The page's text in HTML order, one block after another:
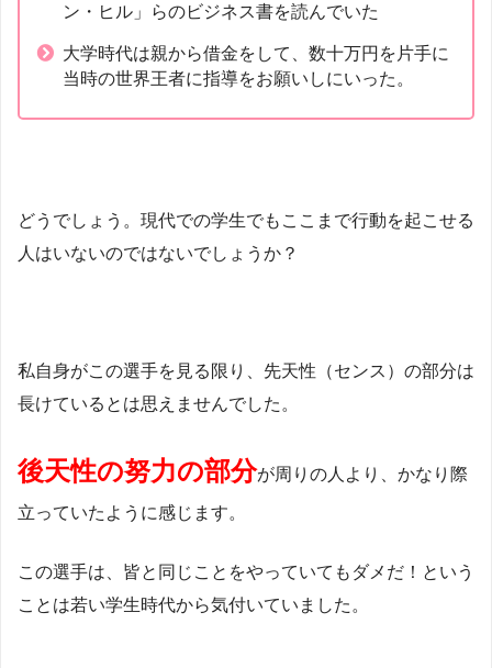
ン・ヒル」らのビジネス書を読んでいた
大学時代は親から借金をして、数十万円を片手に
当時の世界王者に指導をお願いしにいった。
どうでしょう。現代での学生でもここまで行動を起こせる
人はいないのではないでしょうか？
私自身がこの選手を見る限り、先天性（センス）の部分は
長けているとは思えませんでした。
後天性の努力の部分が周りの人より、かなり際
立っていたように感じます。
この選手は、皆と同じことをやっていてもダメだ！という
ことは若い学生時代から気付いていました。